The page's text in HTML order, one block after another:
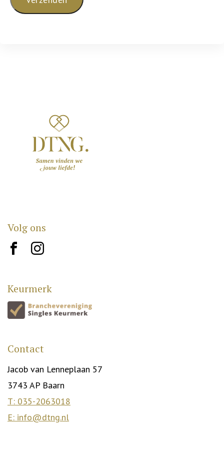
Volg ons
brand10 brand12
Keurmerk
Contact
Jacob van Lenneplaan 57
3743 AP Baarn
T: 035-2063018
E: info@dtng.nl